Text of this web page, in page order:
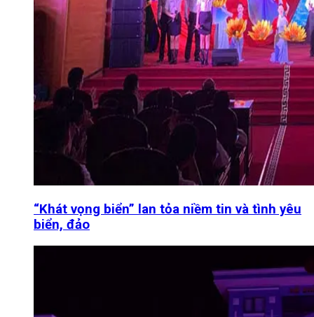
“Khát vọng biển” lan tỏa niềm tin và tình yêu
biển, đảo